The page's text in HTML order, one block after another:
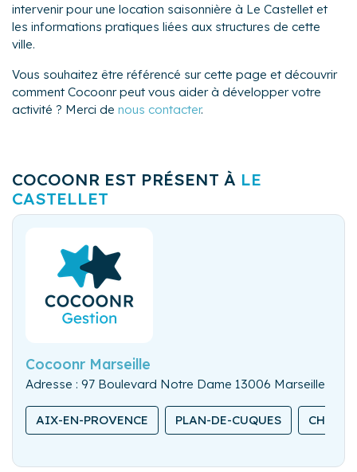
intervenir pour une location saisonnière à Le Castellet et
les informations pratiques liées aux structures de cette
ville.
Vous souhaitez être référencé sur cette page et découvrir
comment Cocoonr peut vous aider à développer votre
activité ? Merci de nous contacter.
COCOONR EST PRÉSENT À LE
CASTELLET
Cocoonr Marseille
Adresse : 97 Boulevard Notre Dame 13006 Marseille
AIX-EN-PROVENCE PLAN-DE-CUQUES